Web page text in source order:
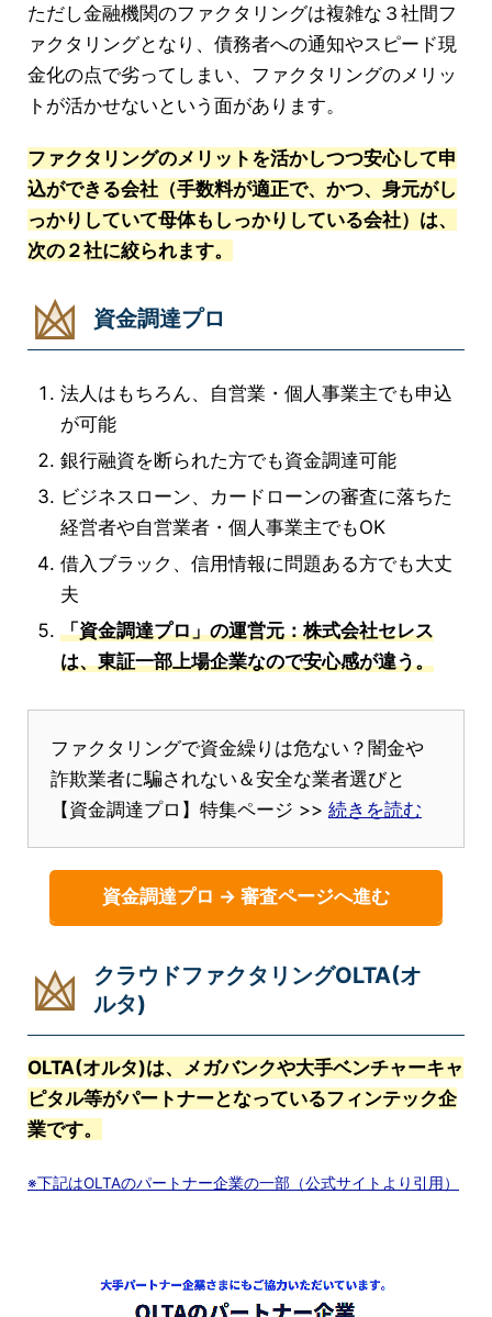
ただし金融機関のファクタリングは複雑な３社間フ
ァクタリングとなり、債務者への通知やスピード現
金化の点で劣ってしまい、ファクタリングのメリッ
トが活かせないという面があります。
ファクタリングのメリットを活かしつつ安心して申
込ができる会社（手数料が適正で、かつ、身元がし
っかりしていて母体もしっかりしている会社）は、
次の２社に絞られます。
資金調達プロ
法人はもちろん、自営業・個人事業主でも申込
が可能
銀行融資を断られた方でも資金調達可能
ビジネスローン、カードローンの審査に落ちた
経営者や自営業者・個人事業主でもOK
借入ブラック、信用情報に問題ある方でも大丈
夫
「資金調達プロ」の運営元：株式会社セレス
は、東証一部上場企業なので安心感が違う。
ファクタリングで資金繰りは危ない？闇金や
詐欺業者に騙されない＆安全な業者選びと
【資金調達プロ】特集ページ >> 続きを読む
資金調達プロ → 審査ページへ進む
クラウドファクタリングOLTA(オ
ルタ)
OLTA(オルタ)は、メガバンクや大手ベンチャーキャ
ピタル等がパートナーとなっているフィンテック企
業です。
※下記はOLTAのパートナー企業の一部（公式サイトより引用）